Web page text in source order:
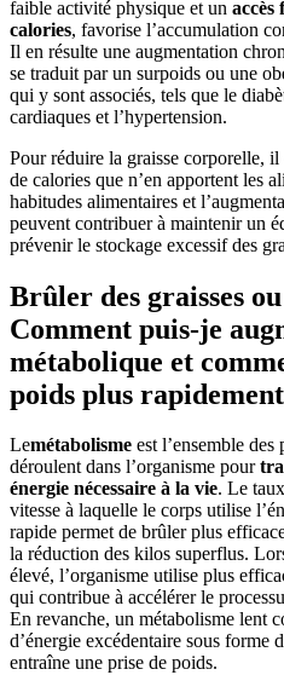
faible activité physique et un accès
calories, favorise l’accumulation
Il en résulte une augmentation
se traduit par un surpoids ou une
qui y sont associés, tels que le
cardiaques et l’hypertension.
Pour réduire la graisse corporelle,
de calories que n’en apportent les
habitudes alimentaires et
peuvent contribuer à maintenir un
prévenir le stockage excessif des
Brûler des graisses
Comment puis-je
métabolique et
poids plus
Lemétabolisme est l’ensemble
déroulent dans l’organisme pour
énergie nécessaire à la vie. Le
vitesse à laquelle le corps utilise
rapide permet de brûler plus
la réduction des kilos superflus.
élevé, l’organisme utilise plus
qui contribue à accélérer le
En revanche, un métabolisme lent
d’énergie excédentaire sous forme
entraîne une prise de poids.